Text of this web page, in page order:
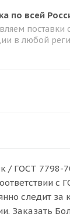
по всей
поставки
в любой
/ ГОСТ 7798-
с
следит за
Заказать